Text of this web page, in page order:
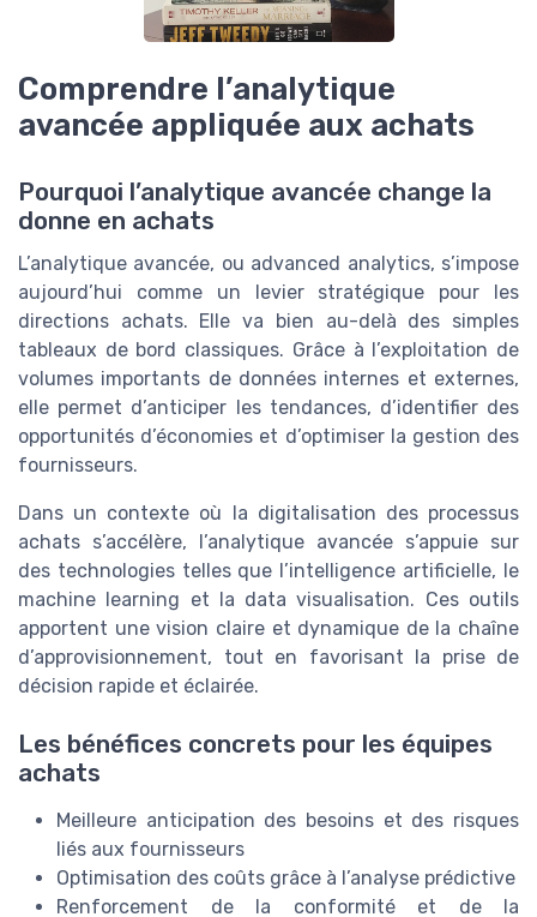
Comprendre l’analytique
avancée appliquée aux achats
Pourquoi l’analytique avancée change la
donne en achats
L’analytique avancée, ou advanced analytics, s’impose
aujourd’hui comme un levier stratégique pour les
directions achats. Elle va bien au-delà des simples
tableaux de bord classiques. Grâce à l’exploitation de
volumes importants de données internes et externes,
elle permet d’anticiper les tendances, d’identifier des
opportunités d’économies et d’optimiser la gestion des
fournisseurs.
Dans un contexte où la digitalisation des processus
achats s’accélère, l’analytique avancée s’appuie sur
des technologies telles que l’intelligence artificielle, le
machine learning et la data visualisation. Ces outils
apportent une vision claire et dynamique de la chaîne
d’approvisionnement, tout en favorisant la prise de
décision rapide et éclairée.
Les bénéfices concrets pour les équipes
achats
Meilleure anticipation des besoins et des risques
liés aux fournisseurs
Optimisation des coûts grâce à l’analyse prédictive
Renforcement de la conformité et de la